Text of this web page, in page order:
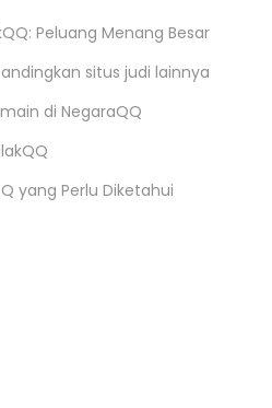
Peluang Menang Besar
situs judi lainnya
di NegaraQQ
yang Perlu Diketahui